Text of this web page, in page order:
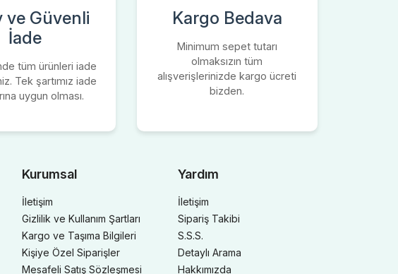
ve Güvenli
İade
tüm ürünleri iade
Tek şartımız iade
uygun olması.
Kargo Bedava
Minimum sepet tutarı
olmaksızın tüm
alışverişlerinizde kargo ücreti
bizden.
Kurumsal
İletişim
Gizlilik ve Kullanım Şartları
Kargo ve Taşıma Bilgileri
Kişiye Özel Siparişler
Mesafeli Satış Sözleşmesi
Yardım
İletişim
Sipariş Takibi
S.S.S.
Detaylı Arama
Hakkımızda